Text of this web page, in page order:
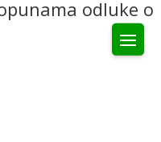
odluke o